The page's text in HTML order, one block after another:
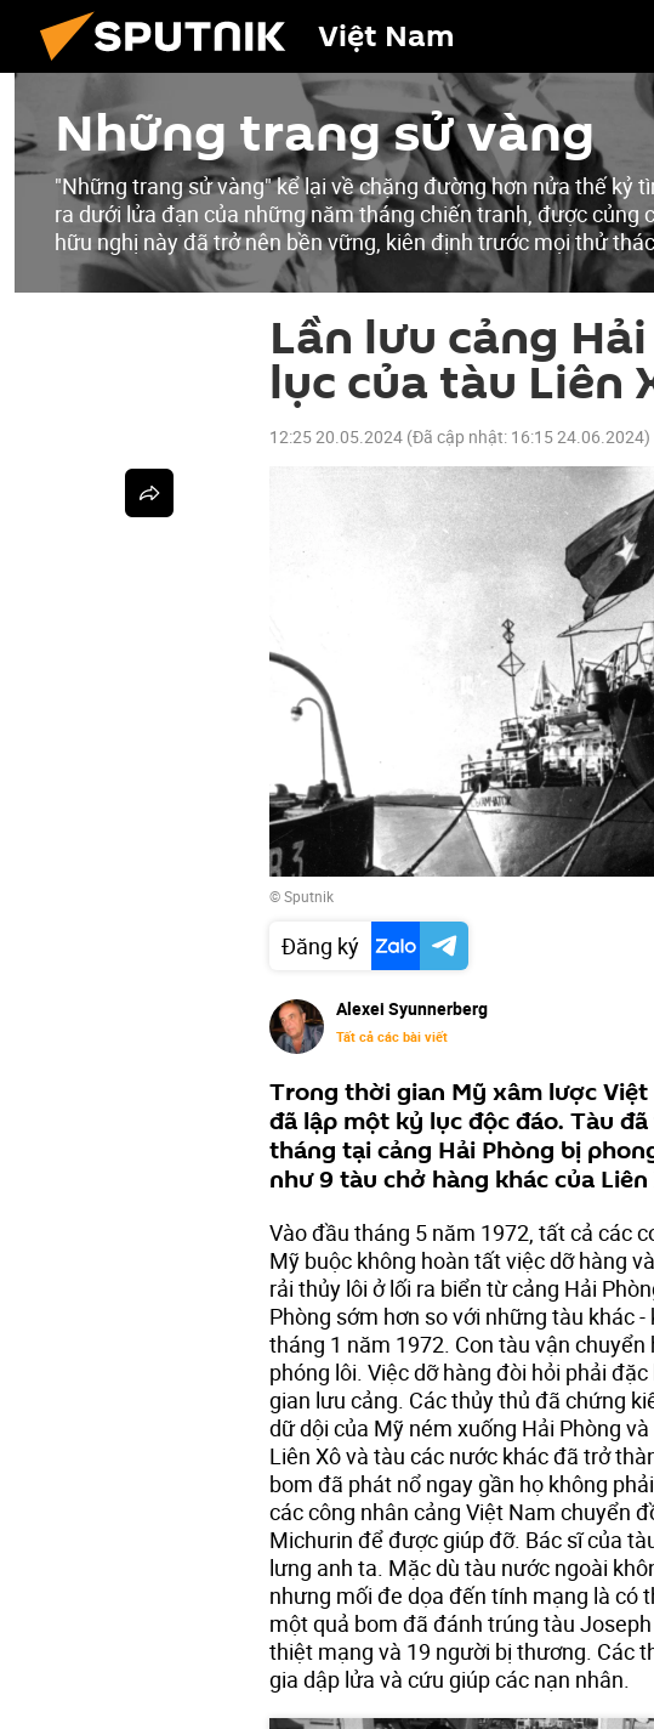
Việt Nam
Những trang sử vàng
"Những trang sử vàng" kể lại về chặng đường hơn nửa thế kỷ
ra dưới lửa đạn của những năm tháng chiến tranh, được củng
hữu nghị này đã trở nên bền vững, kiên định trước mọi thử
Lần lưu cảng
lục của tàu Liên
12:25 20.05.2024 (Đã cập nhật: 16:15 24.06.2024)
© Sputnik
Đăng ký
Alexei Syunnerberg
Tất cả các bài viết
Trong thời gian Mỹ xâm lược
đã lập một kỷ lục độc đáo. Tàu
tháng tại cảng Hải Phòng bị
như 9 tàu chở hàng khác của
Vào đầu tháng 5 năm 1972, tất cả các
Mỹ buộc không hoàn tất việc dỡ hàng
rải thủy lôi ở lối ra biển từ cảng Hải
Phòng sớm hơn so với những tàu khác
tháng 1 năm 1972. Con tàu vận
phóng lôi. Việc dỡ hàng đòi hỏi phải
gian lưu cảng. Các thủy thủ đã chứng
dữ dội của Mỹ ném xuống Hải Phòng
Liên Xô và tàu các nước khác đã trở
bom đã phát nổ ngay gần họ không
các công nhân cảng Việt Nam chuyển
Michurin để được giúp đỡ. Bác sĩ của
lưng anh ta. Mặc dù tàu nước ngoài
nhưng mối đe dọa đến tính mạng là có
một quả bom đã đánh trúng tàu
thiệt mạng và 19 người bị thương. Các
gia dập lửa và cứu giúp các nạn nhân.